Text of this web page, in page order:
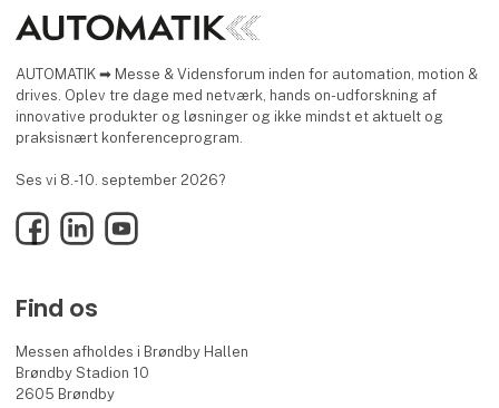
AUTOMATIK ➡ Messe & Vidensforum inden for automation, motion &
drives. Oplev tre dage med netværk, hands on-udforskning af
innovative produkter og løsninger og ikke mindst et aktuelt og
praksisnært konferenceprogram.
Ses vi 8.-10. september 2026?
FacebookLinkedInYouTube
Find os
Messen afholdes i Brøndby Hallen
Brøndby Stadion 10
2605 Brøndby